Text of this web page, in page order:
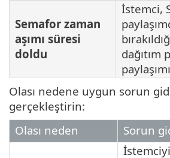
Semafor zaman
aşımı süresi
doldu
İstemci,
dağıtım
Olası nedene uygun sorun
gerçekleştirin:
Olası neden
Sorun
İstemciyi